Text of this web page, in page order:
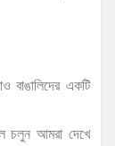
একটি
চলুন আমরা দেখে